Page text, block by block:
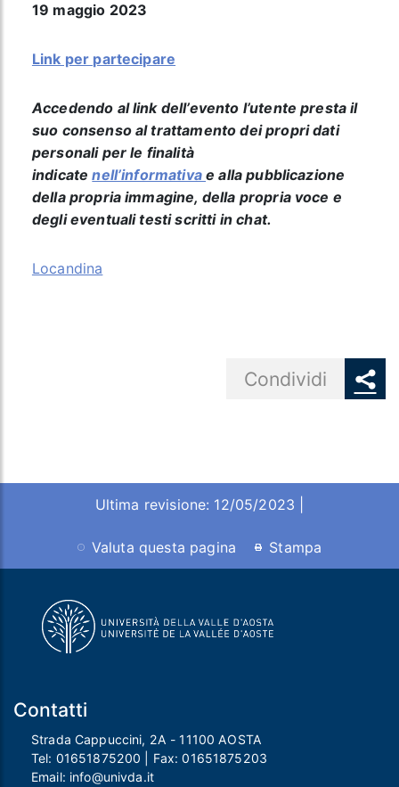
19 maggio 2023
Link per partecipare
Accedendo al link dell’evento l’utente presta il
suo consenso al trattamento dei propri dati
personali per le finalità
indicatenell’informativae alla pubblicazione
della propria immagine, della propria voce e
degli eventuali testi scritti in chat.
Locandina
Condividi
Ultima revisione: 12/05/2023 |
Valuta questa pagina Stampa
Contatti
Strada Cappuccini, 2A - 11100 AOSTA
Tel: 01651875200 | Fax:01651875203
Email: info@univda.it